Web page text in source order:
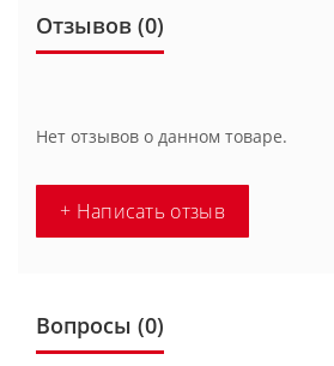
Отзывов (0)
Нет отзывов о данном товаре.
+ Написать отзыв
Вопросы (0)